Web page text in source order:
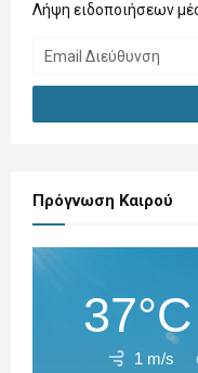
Λήψη ειδοποιήσεων
Πρόγνωση Καιρού
37°C
1 m/s